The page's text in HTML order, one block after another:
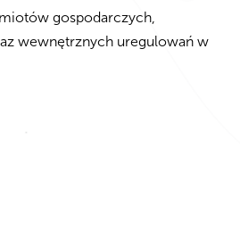
gospodarczych,
wewnętrznych uregulowań w